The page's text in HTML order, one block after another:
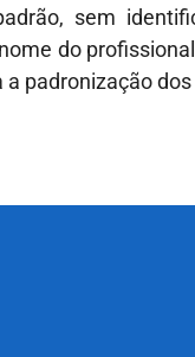
sem
do
padronização